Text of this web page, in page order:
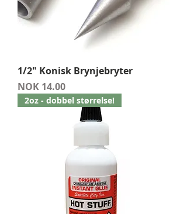
1/2" Konisk Brynjebryter
Price
NOK 14.00
2oz - dobbel størrelse!